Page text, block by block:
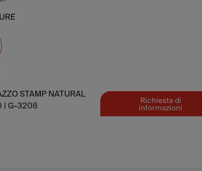
STAMP NATURAL
| G-3208
Richiesta di
informazioni